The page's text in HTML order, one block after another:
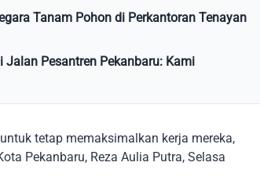
Tanam Pohon di Perkantoran Tenayan
Pesantren Pekanbaru: Kami
tetap memaksimalkan kerja mereka,
Pekanbaru, Reza Aulia Putra, Selasa